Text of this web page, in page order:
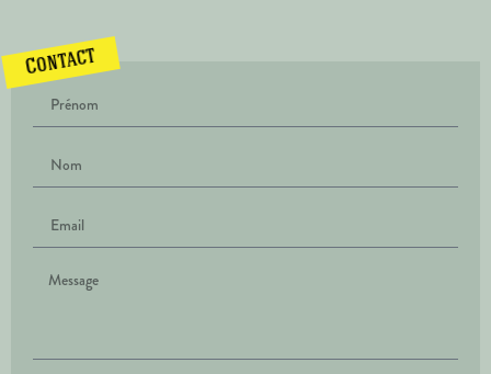
Contact